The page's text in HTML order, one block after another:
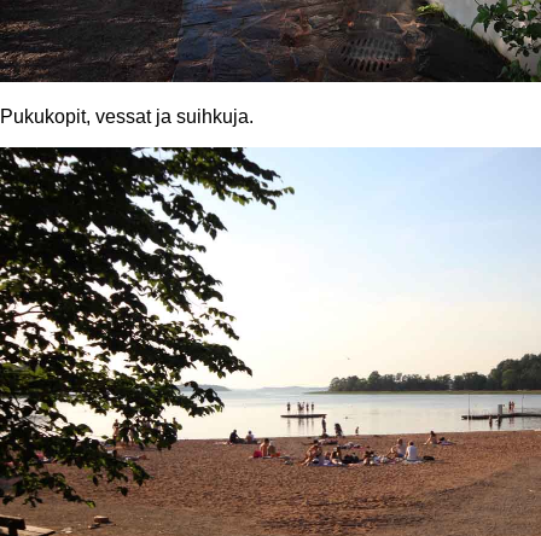
Pukukopit, vessat ja suihkuja.